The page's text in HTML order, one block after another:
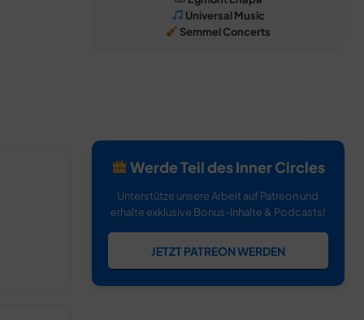
Universal Music
Semmel Concerts
Werde Teil des Inner Circles
Unterstütze unsere Arbeit auf Patreon und
erhalte exklusive Bonus-Inhalte & Podcasts!
JETZT PATREON WERDEN